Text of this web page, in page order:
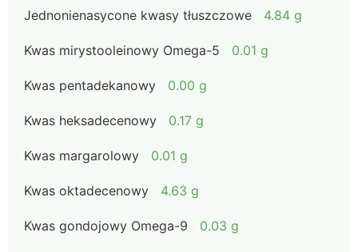
Jednonienasycone kwasy tłuszczowe 4.84 g
Kwas mirystooleinowy Omega-5 0.01 g
Kwas pentadekanowy 0.00 g
Kwas heksadecenowy 0.17 g
Kwas margarolowy 0.01 g
Kwas oktadecenowy 4.63 g
Kwas gondojowy Omega-9 0.03 g